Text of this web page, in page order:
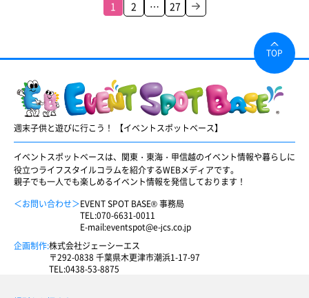
1 2 … 27
週末子供と遊びに行こう！ 【イベントスポットベース】
イベントスポットベースは、関東・東海・甲信越のイベント情報や暮らしに
役立つライフスタイルコラムを紹介するWEBメディアです。
親子でも一人でも楽しめるイベント情報を発信しております！
＜お問い合わせ＞EVENT SPOT BASE® 事務局
TEL:070-6631-0011
E-mail:eventspot@e-jcs.co.jp
企画制作:株式会社ジェーシーエス
〒292-0838 千葉県木更津市潮浜1-17-97
TEL:0438-53-8875
TOP